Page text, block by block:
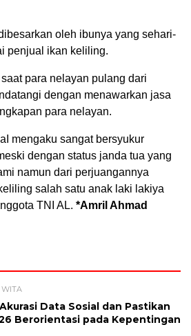
oleh ibunya yang sehari-
penjual ikan keliling.
para nelayan pulang dari
dengan menawarkan jasa
para nelayan.
mengaku sangat bersyukur
dengan status janda tua yang
namun dari perjuangannya
salah satu anak laki lakiya
TNI AL. *Amril Ahmad
WITA
Data Sosial dan Pastikan
Berorientasi pada Kepentingan